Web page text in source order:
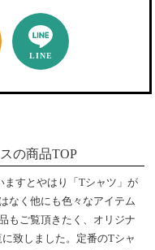
LINE
の商品TOP
ますとやはり「Tシャツ」が
なく他にも色々なアイテム
もご覧頂きたく、オリジナ
致しました。定番のTシャ